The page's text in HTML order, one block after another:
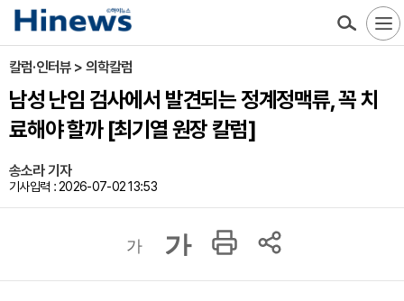
칼럼·인터뷰 > 의학칼럼
남성 난임 검사에서 발견되는 정계정맥류, 꼭 치
료해야 할까 [최기열 원장 칼럼]
송소라 기자
기사입력 : 2026-07-02 13:53
가 가